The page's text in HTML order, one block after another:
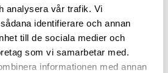
analysera vår trafik. Vi
identifierare och annan
till de sociala medier och
som vi samarbetar med.
informationen med annan
ny medlemTa del av alla förmåner.